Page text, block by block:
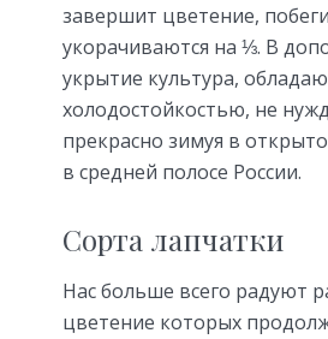
завершит цветение, побеги
укорачиваются на ⅓. В
укрытие культура,
холодостойкостью, не
прекрасно зимуя в
в средней полосе России.
Сорта лапчатки
Нас больше всего радуют
цветение которых